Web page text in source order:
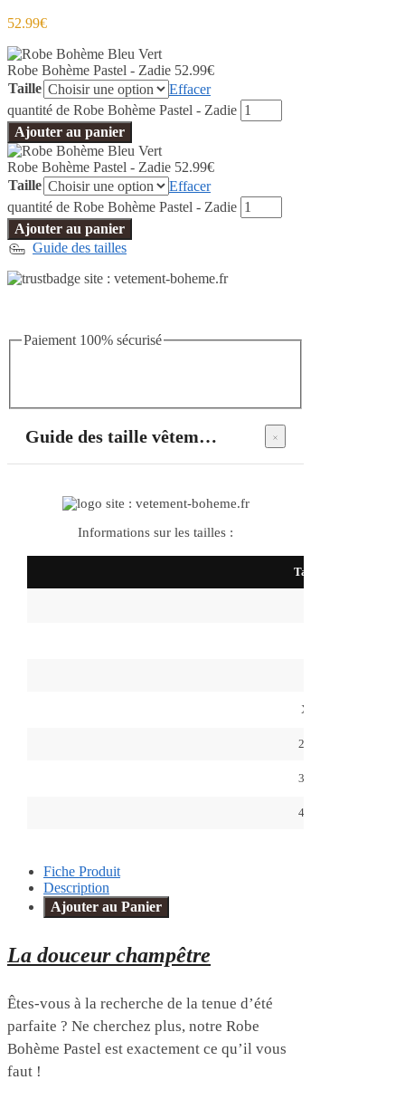
52.99€
Robe Bohème Pastel - Zadie 52.99€
Taille
Effacer
quantité de Robe Bohème Pastel - Zadie
Ajouter au panier
Robe Bohème Pastel - Zadie 52.99€
Taille
Effacer
quantité de Robe Bohème Pastel - Zadie
Ajouter au panier
Guide des tailles
Paiement 100% sécurisé
Guide des taille vêtements bohème
Informations sur les tailles :
Taille
XL
2XL
3XL
4XL
Fiche Produit
Description
Ajouter au Panier
La douceur champêtre
Êtes-vous à la recherche de la tenue d’été
parfaite ? Ne cherchez plus, notre Robe
Bohème Pastel est exactement ce qu’il vous
faut !